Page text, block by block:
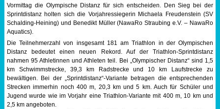
Vormittag die Olympische Distanz für sich entscheiden. Den Sieg bei der
Sprintdistanz holten sich die Vorjahressiegerin Michaela Freudenstein (SV
Schalding-Heining) und Benedikt Müller (NawaRo Straubing e.V. – NawaRo
Aquatics).
Die Teilnehmerzahl von insgesamt 181 am Triathlon in der Olympischen
Distanz bedeutet einen neuen Rekord. Auf der Triathlon-Sprintdistanz
nahmen 95 Athletinnen und Athleten teil. Bei „Olympischer Distanz“ sind 1,5
km Schwimmstrecke, 39,3 km Radstrecke und 10 km Laufstrecke zu
bewältigen. Bei der „Sprintdistanz“-Variante betragen die entsprechenden
Strecken immerhin noch 400 m, 20,3 km und 5 km. Auch für Schüler und
Jugend wurde wie im Vorjahr eine Triathlon-Variante mit 400 m, 10 km und
2,5 km angeboten.